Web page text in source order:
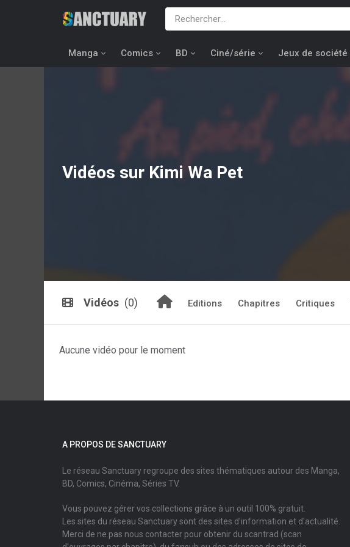
Manga Comics BD Ciné/série Jeux de société
Vidéos sur Kimi Wa Pet
Vidéos (0) Editions Chapitres Critiques
Aucune vidéo pour le moment
A PROPOS DE SANCTUARY
Le réseau Sanctuary regroupe des sites thématiques autour des Manga,
BD, Comics, Cinéma, Séries TV.
Vous pouvez gérer vos collections grâce à un outil 100% gratuit.
Les sites du réseau Sanctuary sont des sites d'information et d'actualité.
Merci de ne pas nous contacter pour obtenir du scantrad (scan